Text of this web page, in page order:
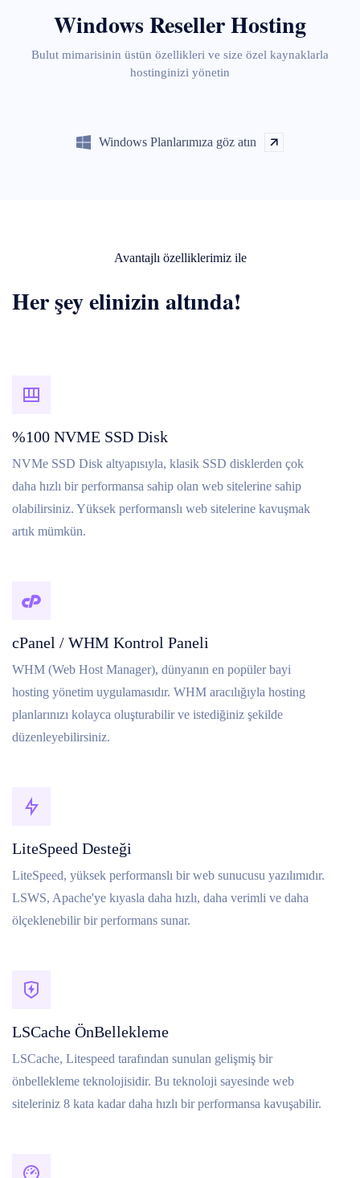
Windows Reseller Hosting
Bulut mimarisinin üstün özellikleri ve size özel kaynaklarla
hostinginizi yönetin
Windows Planlarımıza göz atın
Avantajlı özelliklerimiz ile
Her şey elinizin altında!
%100 NVME SSD Disk
NVMe SSD Disk altyapısıyla, klasik SSD disklerden çok
daha hızlı bir performansa sahip olan web sitelerine sahip
olabilirsiniz. Yüksek performanslı web sitelerine kavuşmak
artık mümkün.
cPanel / WHM Kontrol Paneli
WHM (Web Host Manager), dünyanın en popüler bayi
hosting yönetim uygulamasıdır. WHM aracılığıyla hosting
planlarınızı kolayca oluşturabilir ve istediğiniz şekilde
düzenleyebilirsiniz.
LiteSpeed Desteği
LiteSpeed, yüksek performanslı bir web sunucusu yazılımıdır.
LSWS, Apache'ye kıyasla daha hızlı, daha verimli ve daha
ölçeklenebilir bir performans sunar.
LSCache ÖnBellekleme
LSCache, Litespeed tarafından sunulan gelişmiş bir
önbellekleme teknolojisidir. Bu teknoloji sayesinde web
siteleriniz 8 kata kadar daha hızlı bir performansa kavuşabilir.